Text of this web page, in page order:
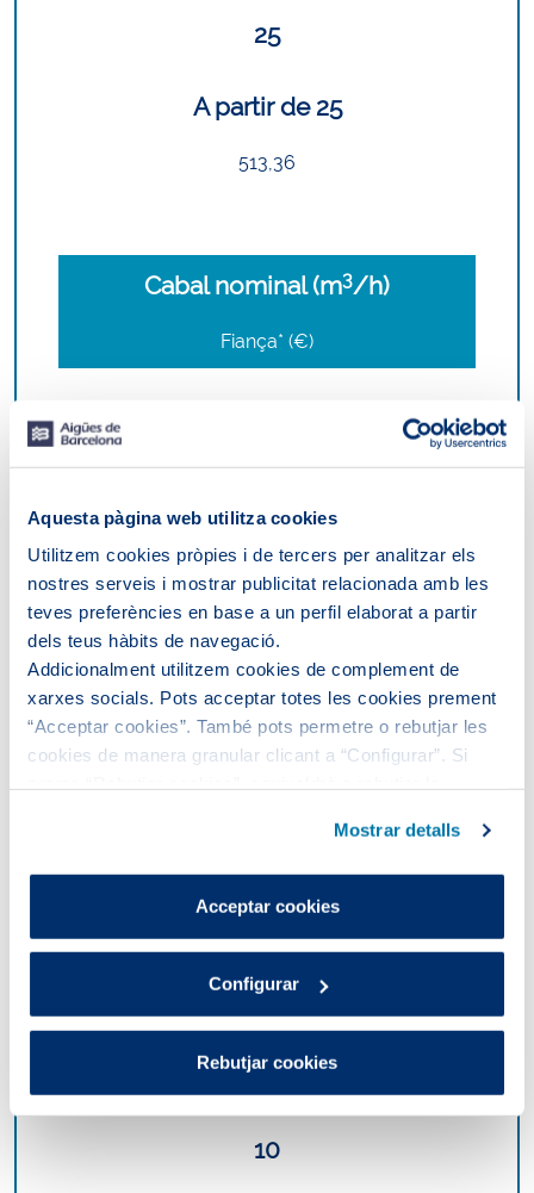
Aquesta pàgina web utilitza cookies
Utilitzem cookies pròpies i de tercers per analitzar els
nostres serveis i mostrar publicitat relacionada amb les
teves preferències en base a un perfil elaborat a partir
dels teus hàbits de navegació.
Addicionalment utilitzem cookies de complement de
xarxes socials. Pots acceptar totes les cookies prement
“Acceptar cookies”. També pots permetre o rebutjar les
cookies de manera granular clicant a “Configurar”. Si
que són indispensables perquè el lloc web funcioni i que,
per tant, no es poden desactivar.
Pots consultar més informació a la nostra
Mostrar detalls
Acceptar cookies
Configurar
Rebutjar cookies
25
A partir de 25
513,36
Cabal nominal (m3/h)
Fiança* (€)
21,79
0,63
1
1,6
4
6,3
10